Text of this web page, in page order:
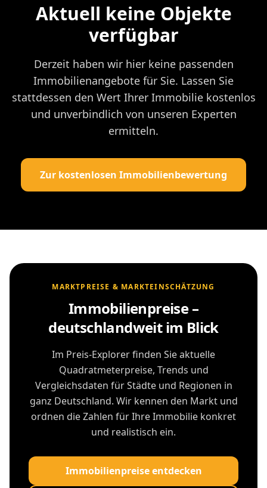
Aktuell keine Objekte
verfügbar
Derzeit haben wir hier keine passenden
Immobilienangebote für Sie. Lassen Sie
stattdessen den Wert Ihrer Immobilie kostenlos
und unverbindlich von unseren Experten
ermitteln.
Zur kostenlosen Immobilienbewertung
MARKTPREISE & MARKTEINSCHÄTZUNG
Immobilienpreise –
deutschlandweit im Blick
Im Preis-Explorer finden Sie aktuelle
Quadratmeterpreise, Trends und
Vergleichsdaten für Städte und Regionen in
ganz Deutschland. Wir kennen den Markt und
ordnen die Zahlen für Ihre Immobilie konkret
und realistisch ein.
Immobilienpreise entdecken